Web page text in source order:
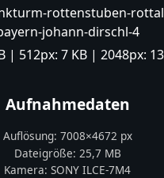
rottenstuben-
johann-dirschl-4
| 512px: 7 KB | 2048px:
Aufnahmedaten
Auflösung: 7008×4672 px
Dateigröße: 25,7 MB
Kamera: SONY ILCE-7M4